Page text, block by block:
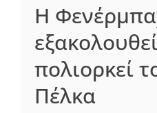
Η
πολιορκεί
Πέλκα